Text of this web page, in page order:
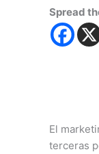
Spread
El
terceras